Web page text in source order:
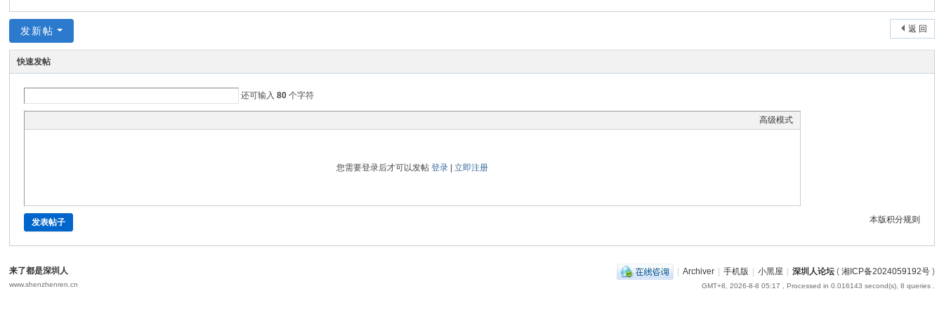
返 回
发新帖
快速发帖
还可输入80 个字符
高级模式
您需要登录后才可以发帖 登录| 立即注册
本版积分规则
发表帖子
| Archiver | 手机版 | 小黑屋 | 深圳人论坛( 湘ICP备2024059192号)
GMT+8, 2026-8-8 05:17 , Processed in 0.016143 second(s), 8 queries .
来了都是深圳人
www.shenzhenren.cn